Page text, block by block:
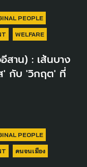
PEOPLE
WELFARE
สาน) : เส้นบาง
' กับ 'วิกฤต' ที่
PEOPLE
คนจนเมือง